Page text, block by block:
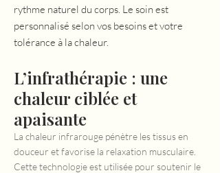
rythme naturel du corps. Le soin est
personnalisé selon vos besoins et votre
tolérance à la chaleur.
L’infrathérapie : une
chaleur ciblée et
apaisante
La chaleur infrarouge pénètre les tissus en
douceur et favorise la relaxation musculaire.
Cette technologie est utilisée pour soutenir le